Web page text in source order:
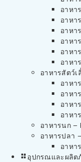
อาหา
อาหา
อาหา
อาหา
อาหา
อาหา
อาหารสัตว์
อาหา
อาหา
อาหา
อาหา
อาหารนก –
อาหารปลา
อาหา
อุปกรณและผลิต